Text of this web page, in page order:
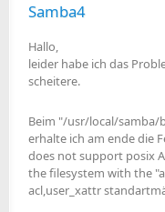
Samba4
Hallo,
leider habe ich das
scheitere.
Beim "/usr/local/
erhalte ich am ende die
does not support posix
the filesystem with the
acl,user_xattr